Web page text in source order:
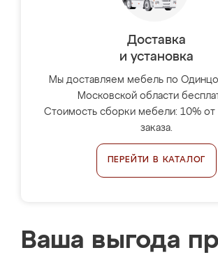
Доставка
и установка
Мы доставляем мебель по
Московской области
Стоимость сборки мебели: 10% от
заказа.
ПЕРЕЙТИ В КАТАЛОГ
Ваша выгода